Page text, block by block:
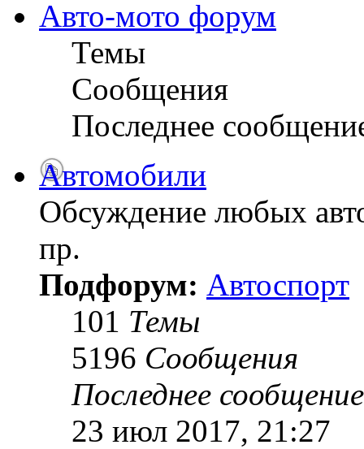
Авто-мото форум
Темы
Сообщения
Последнее
Автомобили
Обсуждение любых
пр.
Подфорум: Автоспорт
101 Темы
5196 Сообщения
Последнее сообщение
23 июл 2017, 21:27